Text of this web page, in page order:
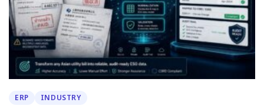
ERP INDUSTRY